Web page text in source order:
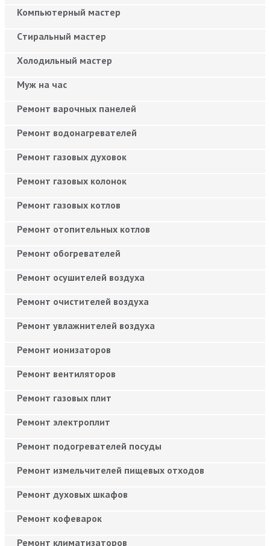
Компьютерный мастер
Cтиральный мастер
Холодильный мастер
Муж на час
Ремонт варочных панелей
Ремонт водонагревателей
Ремонт газовых духовок
Ремонт газовых колонок
Ремонт газовых котлов
Ремонт отопительных котлов
Ремонт обогревателей
Ремонт осушителей воздуха
Ремонт очистителей воздуха
Ремонт увлажнителей воздуха
Ремонт ионизаторов
Ремонт вентиляторов
Ремонт газовых плит
Ремонт электроплит
Ремонт подогревателей посуды
Ремонт измельчителей пищевых отходов
Ремонт духовых шкафов
Ремонт кофеварок
Ремонт климатизаторов